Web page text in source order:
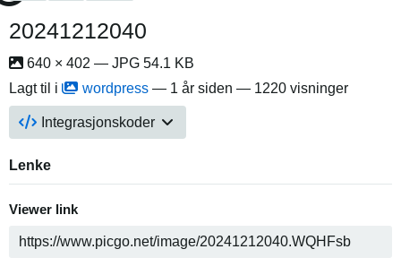
20241212040
640 × 402 — JPG 54.1 KB
Lagt til i
wordpress — 1 år siden — 1220 visninger
Integrasjonskoder
Lenke
Viewer link